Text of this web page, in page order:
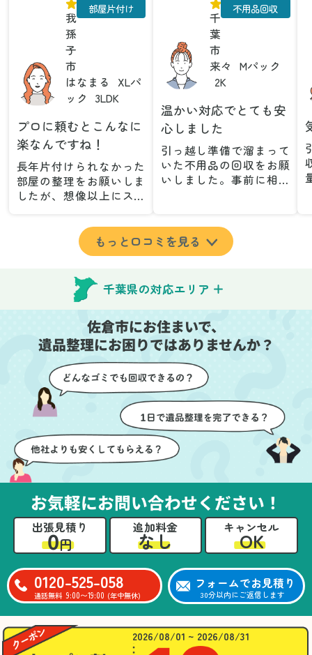
我
孫
子
市
はなまる
XLパ
ック
3LDK
部屋片付け
プロに頼むとこんなに
楽なんですね！
長年片付けられなかった
部屋の整理をお願いしま
したが、想像以上にスム
が集めた物や古い家具が
多く、自分たちだけでは
どうにもならない状態で
んが手際よく片付けてく
れたので、部屋が驚くほ
どスッキリしました。自
分では手が回らなかった
場所も含め、プロの力を
実感しました。
特に、物が散乱していた
部屋の整理や、細かなア
イテムの仕分けを迅速か
つ丁寧に対応していただ
けたのがありがたかった
です。家族それぞれが必
要なものを確認しながら
進めることができ、安心
できました。さらに、作
業終了後には部屋全体を
清掃していただき、まる
で新しい家のような清潔
千
葉
市
来々
Mパック
2K
不用品回収
温かい対応でとても安
心しました
引っ越し準備で溜まって
いた不用品の回収をお願
いしました。事前に相談
とができました。特に、
古い家具や壊れた家電な
ど、処分が難しいものが
よく対応していただき驚
きました。
当日は2名のスタッフが来
てくださり、作業の流れ
や注意点をしっかり説明
していただけたので、こ
ちらも安心感を持って作
業を見守ることができま
した。運び出しの際も、
壁や床を傷つけないよう
に細心の注意を払ってい
ただき、家全体がスムー
ズに片付いていくのがと
業が終わった後には、こ
ちらからお願いしなくて
も部屋を簡単に清掃して
いただけたのも好印象で
した。
サイクル可能なものにつ
いても教えていただき、
今後の片付けにも役立つ
知識が増えました。また
何かあれば、ぜひお願い
したいと思っています。
もっと口コミを見る
千葉県の対応エリア
佐倉市にお住まいで、
遺品整理にお困りではありませんか？
お気軽にお問い合わせください！
出張見積り
0円
追加料金
なし
キャンセル
OK
0120-525-058
通話無料 9:00〜19:00 (年中無休)
フォームでお見積り
30分以内にご返信します
2026/08/01 ~ 2026/08/31